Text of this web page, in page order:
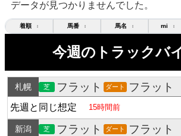
データが見つかりませんでした。
着順 ↕ 馬番 ↕ 馬名 ↕ mi ↕
今週のトラックバ
札幌 芝 フラット ダート フラット
先週と同じ想定 15時間前
新潟 芝 フラット ダート フラット